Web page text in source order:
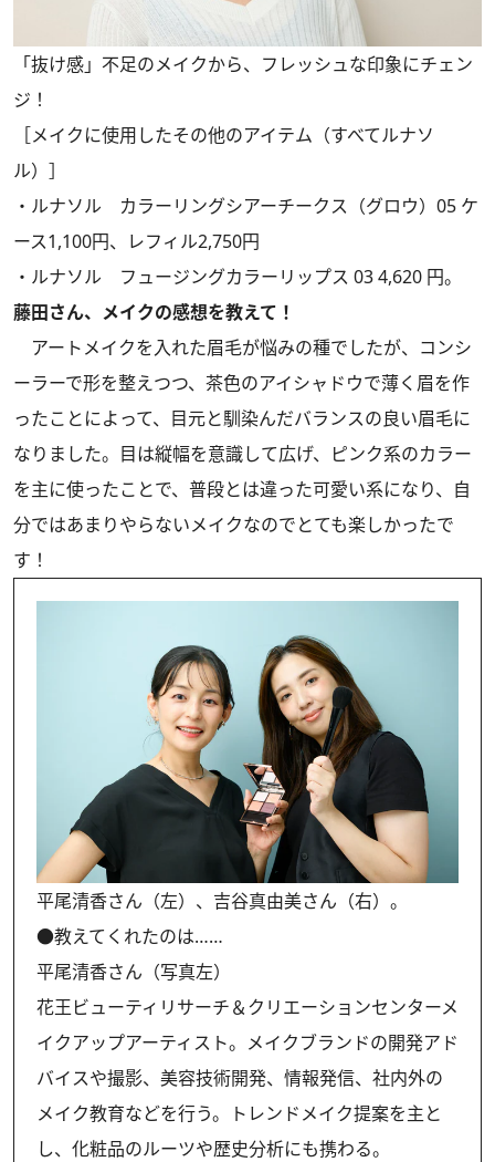
「抜け感」不足のメイクから、フレッシュな印象にチェン
ジ！
［メイクに使用したその他のアイテム（すべてルナソ
ル）］
・ルナソル カラーリングシアーチークス（グロウ）05 ケ
ース1,100円、レフィル2,750円
・ルナソル フュージングカラーリップス 03 4,620 円。
藤田さん、メイクの感想を教えて！
アートメイクを入れた眉毛が悩みの種でしたが、コンシ
ーラーで形を整えつつ、茶色のアイシャドウで薄く眉を作
ったことによって、目元と馴染んだバランスの良い眉毛に
なりました。目は縦幅を意識して広げ、ピンク系のカラー
を主に使ったことで、普段とは違った可愛い系になり、自
分ではあまりやらないメイクなのでとても楽しかったで
す！
平尾清香さん（左）、吉谷真由美さん（右）。
●教えてくれたのは……
平尾清香さん（写真左）
花王ビューティリサーチ＆クリエーションセンターメ
イクアップアーティスト。メイクブランドの開発アド
バイスや撮影、美容技術開発、情報発信、社内外の
メイク教育などを行う。トレンドメイク提案を主と
し、化粧品のルーツや歴史分析にも携わる。